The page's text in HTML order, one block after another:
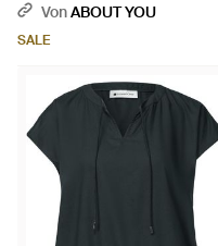
VonABOUT YOU
SALE